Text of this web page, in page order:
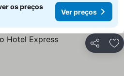
os preços
Ver preços
Partilhar